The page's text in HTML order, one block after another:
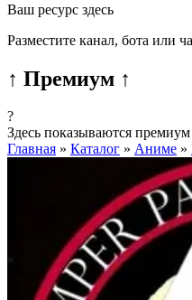
Ваш ресурс здесь
Разместите канал, бота или
↑ Премиум ↑
?
Здесь показываются
Главная » Каталог » Аниме »